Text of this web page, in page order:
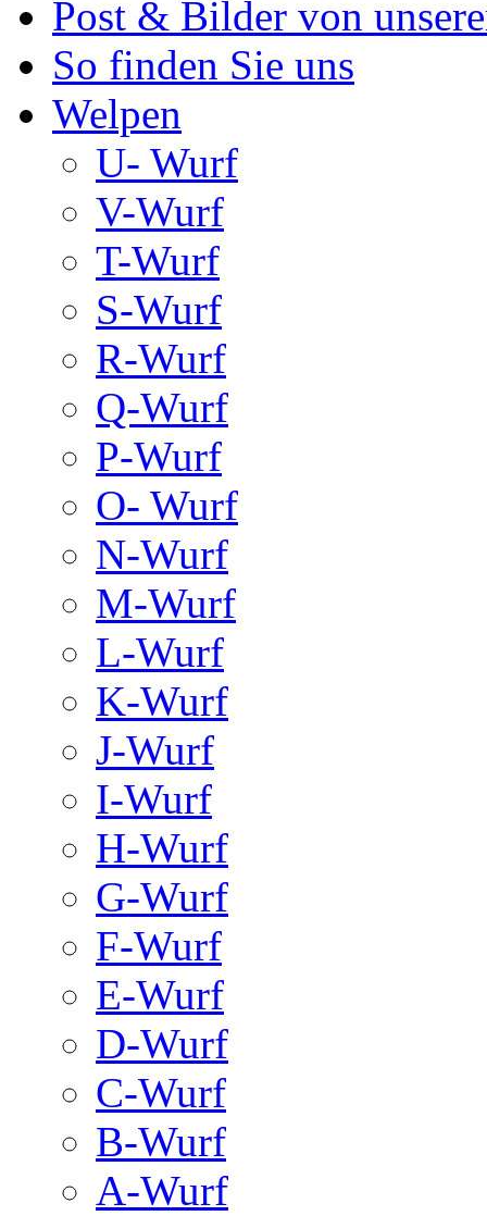
Post & Bilder von
So finden Sie uns
Welpen
U- Wurf
V-Wurf
T-Wurf
S-Wurf
R-Wurf
Q-Wurf
P-Wurf
O- Wurf
N-Wurf
M-Wurf
L-Wurf
K-Wurf
J-Wurf
I-Wurf
H-Wurf
G-Wurf
F-Wurf
E-Wurf
D-Wurf
C-Wurf
B-Wurf
A-Wurf